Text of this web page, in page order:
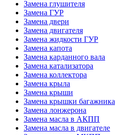
Замена глушителя
Замена ГУР
Замена двери
Замена двигателя
Замена жидкости ГУР
Замена капота
Замена карданного вала
Замена катализатора
Замена коллектора
Замена крыла
Замена крыши
Замена крышки багажника
Замена лонжерона
Замена масла в АКПП
Замена масла в двигателе